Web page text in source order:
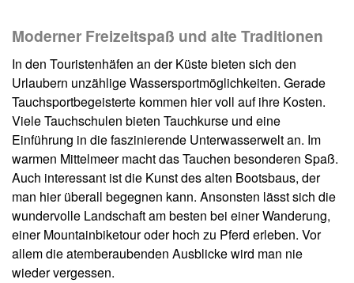
Moderner Freizeitspaß und alte Traditionen
In den Touristenhäfen an der Küste bieten sich den
Urlaubern unzählige Wassersportmöglichkeiten. Gerade
Tauchsportbegeisterte kommen hier voll auf ihre Kosten.
Viele Tauchschulen bieten Tauchkurse und eine
Einführung in die faszinierende Unterwasserwelt an. Im
warmen Mittelmeer macht das Tauchen besonderen Spaß.
Auch interessant ist die Kunst des alten Bootsbaus, der
man hier überall begegnen kann. Ansonsten lässt sich die
wundervolle Landschaft am besten bei einer Wanderung,
einer Mountainbiketour oder hoch zu Pferd erleben. Vor
allem die atemberaubenden Ausblicke wird man nie
wieder vergessen.